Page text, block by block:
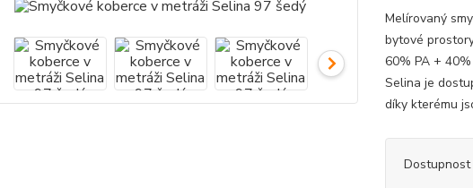
Melírovaný
bytové
60% PA +
Selina je
díky kterému
Dostupnost